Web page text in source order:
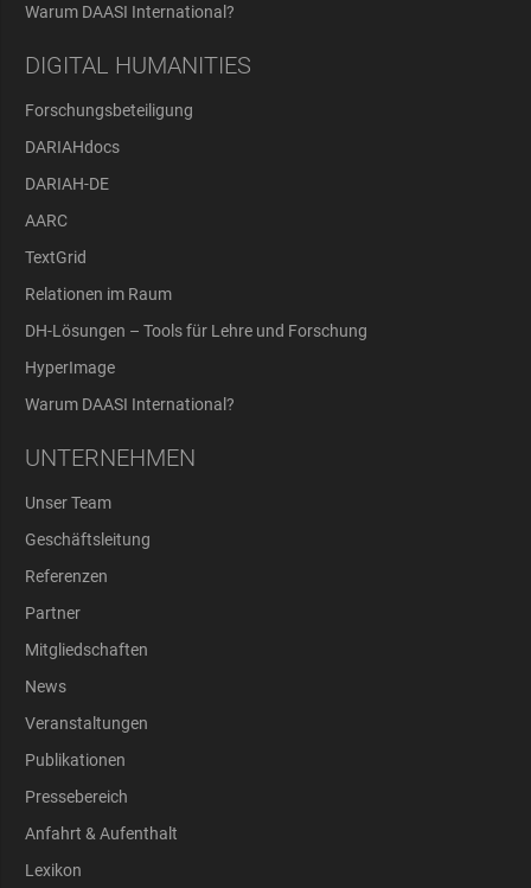
Warum DAASI International?
DIGITAL HUMANITIES
Forschungsbeteiligung
DARIAHdocs
DARIAH-DE
AARC
TextGrid
Relationen im Raum
DH-Lösungen – Tools für Lehre und Forschung
HyperImage
Warum DAASI International?
UNTERNEHMEN
Unser Team
Geschäftsleitung
Referenzen
Partner
Mitgliedschaften
News
Veranstaltungen
Publikationen
Pressebereich
Anfahrt & Aufenthalt
Lexikon